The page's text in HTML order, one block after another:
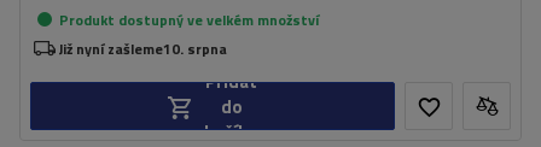
Produkt dostupný ve velkém množství
Již nyní zašleme10. srpna
Přidat
do
košíku